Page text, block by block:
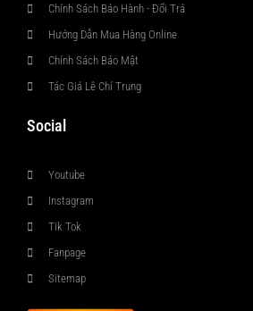
Chính Sách Bảo Hành - Đổi Trả
Hướng Dẫn Mua Hàng Online
Chính Sách Bảo Mật
Tác Giả Lê Chí Trung
Social
Youtube
Instagram
Tik Tok
Fanpage
Sitemap